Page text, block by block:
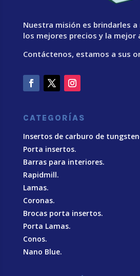
Nuestra misión es brindarles
los mejores precios y la mejor
Contáctenos, estamos a sus
CATEGORÍAS
Insertos de carburo de
Porta insertos.
Barras para interiores.
Rapidmill.
Lamas.
Coronas.
Brocas porta insertos.
Porta Lamas.
Conos.
Nano Blue.